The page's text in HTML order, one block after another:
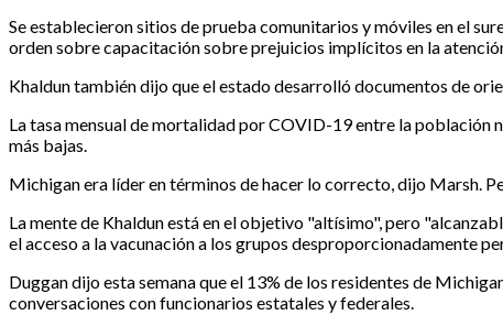
Se establecieron sitios de prueba comunitarios y móviles en el
orden sobre capacitación sobre prejuicios implícitos en la
Khaldun también dijo que el estado desarrolló documentos de
La tasa mensual de mortalidad por COVID-19 entre la población
más bajas.
Michigan era líder en términos de hacer lo correcto, dijo Marsh.
La mente de Khaldun está en el objetivo "altísimo", pero
el acceso a la vacunación a los grupos desproporcionadamente
Duggan dijo esta semana que el 13% de los residentes de
conversaciones con funcionarios estatales y federales.